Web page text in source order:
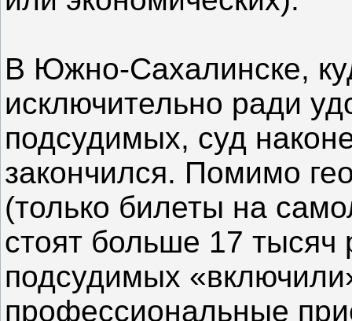
В Южно-Сахалинске,
исключительно ради
подсудимых, суд
закончился. Помимо
(только билеты на
стоят больше 17 тысяч
подсудимых
профессиональные